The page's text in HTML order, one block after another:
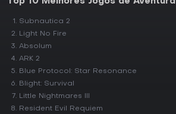
Subnautica 2
Light No Fire
Absolum
ARK 2
Blue Protocol: Star Resonance
Blight: Survival
Little Nightmares III
Resident Evil Requiem